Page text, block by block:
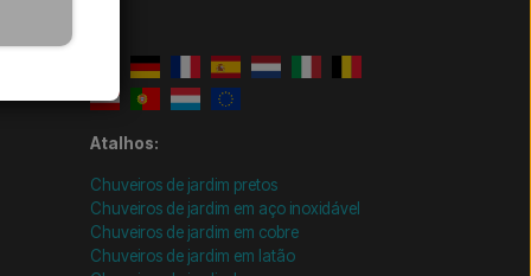
Atalhos:
Chuveiros de jardim pretos
Chuveiros de jardim em aço inoxidável
Chuveiros de jardim em cobre
Chuveiros de jardim em latão